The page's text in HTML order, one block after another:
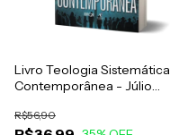
Livro Teologia Sistemática
Contemporânea - Júlio
R$56,90